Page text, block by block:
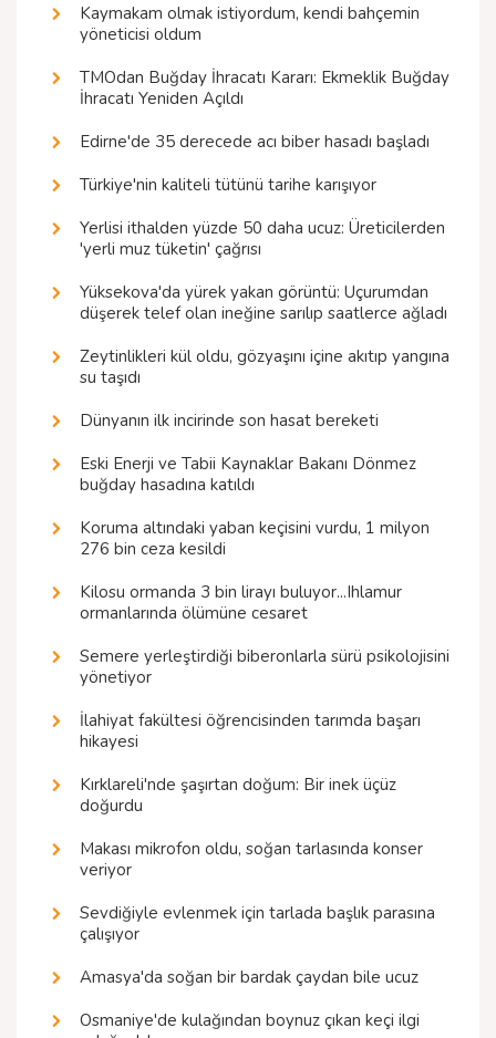
Kaymakam olmak istiyordum, kendi bahçemin
yöneticisi oldum
TMOdan Buğday İhracatı Kararı: Ekmeklik Buğday
İhracatı Yeniden Açıldı
Edirne'de 35 derecede acı biber hasadı başladı
Türkiye'nin kaliteli tütünü tarihe karışıyor
Yerlisi ithalden yüzde 50 daha ucuz: Üreticilerden
'yerli muz tüketin' çağrısı
Yüksekova'da yürek yakan görüntü: Uçurumdan
düşerek telef olan ineğine sarılıp saatlerce ağladı
Zeytinlikleri kül oldu, gözyaşını içine akıtıp yangına
su taşıdı
Dünyanın ilk incirinde son hasat bereketi
Eski Enerji ve Tabii Kaynaklar Bakanı Dönmez
buğday hasadına katıldı
Koruma altındaki yaban keçisini vurdu, 1 milyon
276 bin ceza kesildi
Kilosu ormanda 3 bin lirayı buluyor...Ihlamur
ormanlarında ölümüne cesaret
Semere yerleştirdiği biberonlarla sürü psikolojisini
yönetiyor
İlahiyat fakültesi öğrencisinden tarımda başarı
hikayesi
Kırklareli'nde şaşırtan doğum: Bir inek üçüz
doğurdu
Makası mikrofon oldu, soğan tarlasında konser
veriyor
Sevdiğiyle evlenmek için tarlada başlık parasına
çalışıyor
Amasya'da soğan bir bardak çaydan bile ucuz
Osmaniye'de kulağından boynuz çıkan keçi ilgi